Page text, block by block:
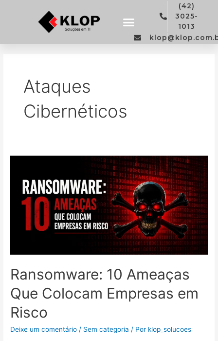
(42)
3025-
1013
Ataques
Cibernéticos
Ransomware: 10 Ameaças
Que Colocam Empresas em
Risco
Deixe um comentário / Sem categoria / Por klop_solucoes
Ameaças
Colocam
Empresas
Risco